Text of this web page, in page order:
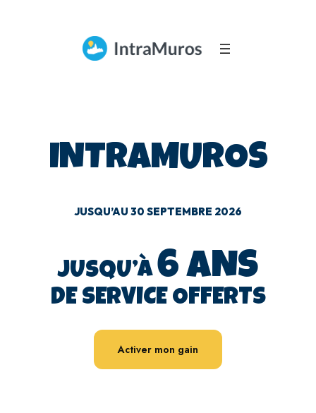
INTRAMUROS
JUSQU’AU 30 SEPTEMBRE 2026
JUSQU’À6 ANS
DE SERVICE OFFERTS
Activer mon gain